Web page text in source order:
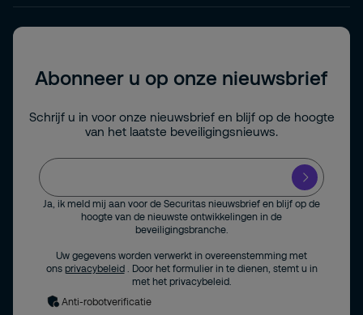
Abonneer u op onze nieuwsbrief
Schrijf u in voor onze nieuwsbrief en blijf op de hoogte
van het laatste beveiligingsnieuws.
Ja, ik meld mij aan voor de Securitas nieuwsbrief en blijf op de
hoogte van de nieuwste ontwikkelingen in de
beveiligingsbranche.
Uw gegevens worden verwerkt in overeenstemming met
ons privacybeleid
. Door het formulier in te dienen, stemt u in
met het privacybeleid.
Anti-robotverificatie